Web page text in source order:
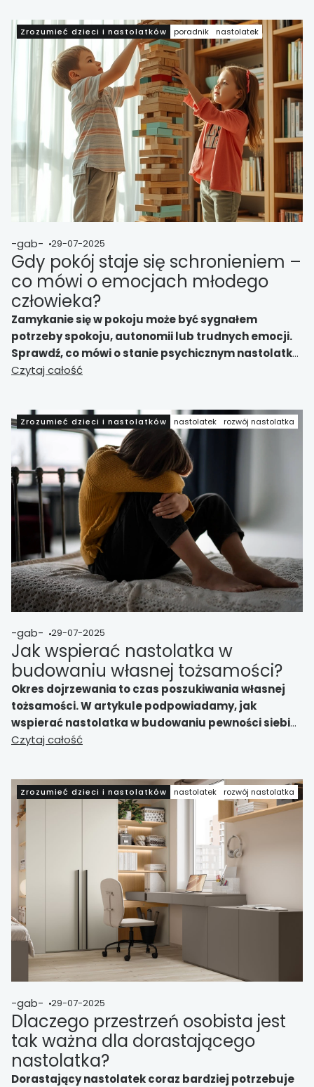
Zrozumieć dzieci i nastolatków poradnik nastolatek
-gab- 29-07-2025
Gdy pokój staje się schronieniem –
co mówi o emocjach młodego
człowieka?
Zamykanie się w pokoju może być sygnałem
potrzeby spokoju, autonomii lub trudnych emocji.
Sprawdź, co mówi o stanie psychicznym nastolatka
i jak rozmawiać, by budować zaufanie, a nie
Czytaj całość
Zrozumieć dzieci i nastolatków nastolatek rozwój nastolatka
-gab- 29-07-2025
Jak wspierać nastolatka w
budowaniu własnej tożsamości?
Okres dojrzewania to czas poszukiwania własnej
tożsamości. W artykule podpowiadamy, jak
wspierać nastolatka w budowaniu pewności siebie,
zrozumieniu emocji i odnalezieniu swojego miejsca
Czytaj całość
Zrozumieć dzieci i nastolatków nastolatek rozwój nastolatka
-gab- 29-07-2025
Dlaczego przestrzeń osobista jest
tak ważna dla dorastającego
nastolatka?
Dorastający nastolatek coraz bardziej potrzebuje